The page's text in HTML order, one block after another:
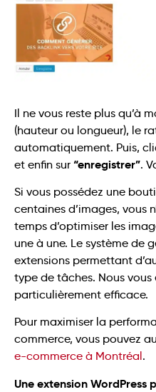
Il ne vous reste plus qu’à
(hauteur ou longueur), le
automatiquement. Puis,
et enfin sur “enregistrer”.
Si vous possédez une
centaines d’images, vous
temps d’optimiser les
une à une. Le système de
extensions permettant
type de tâches. Nous
particulièrement efficace.
Pour maximiser la
commerce, vous pouvez
e-commerce à Montréal .
Une extension WordPress